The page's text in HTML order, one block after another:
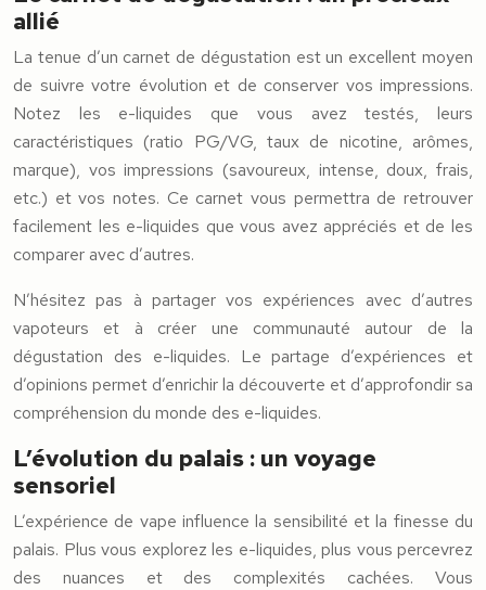
allié
La tenue d’un carnet de dégustation est un excellent moyen
de suivre votre évolution et de conserver vos impressions.
Notez les e-liquides que vous avez testés, leurs
caractéristiques (ratio PG/VG, taux de nicotine, arômes,
marque), vos impressions (savoureux, intense, doux, frais,
etc.) et vos notes. Ce carnet vous permettra de retrouver
facilement les e-liquides que vous avez appréciés et de les
comparer avec d’autres.
N’hésitez pas à partager vos expériences avec d’autres
vapoteurs et à créer une communauté autour de la
dégustation des e-liquides. Le partage d’expériences et
d’opinions permet d’enrichir la découverte et d’approfondir sa
compréhension du monde des e-liquides.
L’évolution du palais : un voyage
sensoriel
L’expérience de vape influence la sensibilité et la finesse du
palais. Plus vous explorez les e-liquides, plus vous percevrez
des nuances et des complexités cachées. Vous